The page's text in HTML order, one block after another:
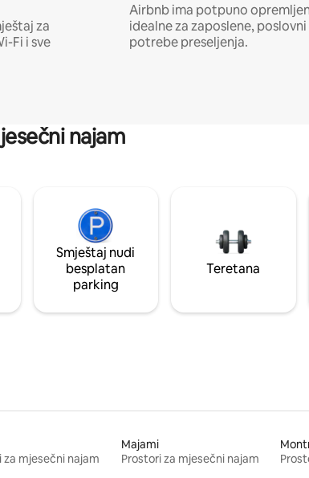
za
Fi i sve
Airbnb ima potpuno
idealne za zaposlene,
potrebe preseljenja.
najam
Smještaj nudi
besplatan
parking
Teretana
za mjesečni najam
Majami
Prostori za mjesečni najam